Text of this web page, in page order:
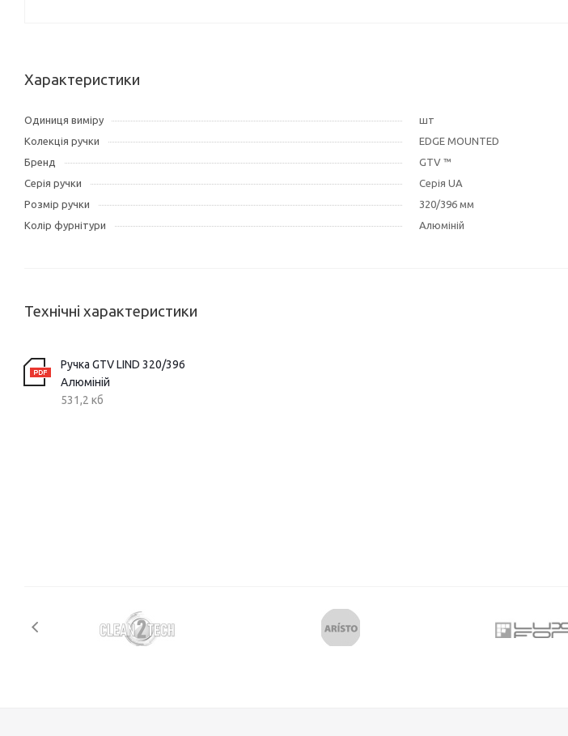
Характеристики
Одиниця виміру
шт
Колекція ручки
EDGE MOUNTED
Бренд
GTV ™
Серія ручки
Серія UA
Розмір ручки
320/396 мм
Колір фурнітури
Алюміній
Технічні характеристики
Ручка GTV LIND 320/396
Алюміній
531,2 кб